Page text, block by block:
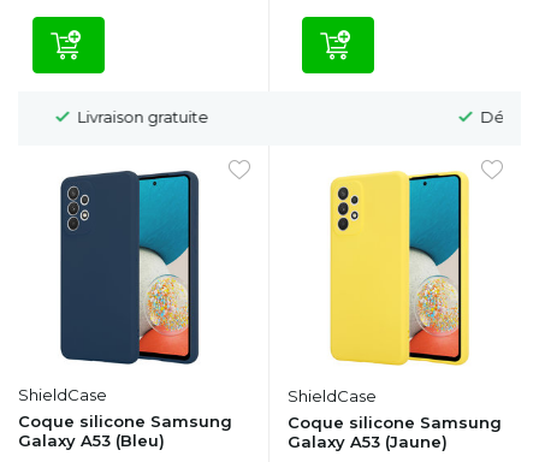
Délai de rétractation de 100 jours
ShieldCase
Coque silicone Samsung
Galaxy A53 (Bleu)
ShieldCase
Coque silicone Samsung
Galaxy A53 (Jaune)